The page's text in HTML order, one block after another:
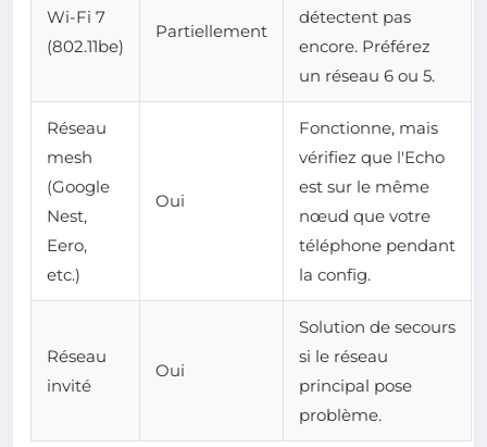
Wi-Fi 7
(802.11be)
Partiellement
détectent pas
encore. Préférez
un réseau 6 ou 5.
Réseau
mesh
(Google
Nest,
Eero,
etc.)
Oui
Fonctionne, mais
vérifiez que l'Echo
est sur le même
nœud que votre
téléphone pendant
la config.
Réseau
invité
Oui
Solution de secours
si le réseau
principal pose
problème.